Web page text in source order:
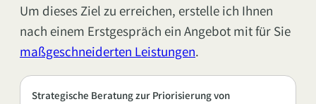
Um dieses Ziel zu erreichen, erstelle ich Ihnen
nach einem Erstgespräch ein Angebot mit für Sie
maßgeschneiderten Leistungen.
Strategische Beratung zur Priorisierung von